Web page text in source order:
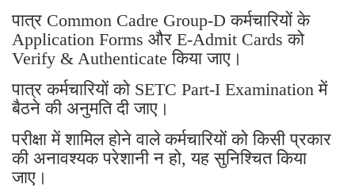
पात्र Common Cadre Group-D कर्मचारियों के
Application Forms और E-Admit Cards को
Verify & Authenticate किया जाए।
पात्र कर्मचारियों को SETC Part-I Examination में
बैठने की अनुमति दी जाए।
परीक्षा में शामिल होने वाले कर्मचारियों को किसी प्रकार
की अनावश्यक परेशानी न हो, यह सुनिश्चित किया
जाए।